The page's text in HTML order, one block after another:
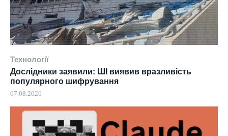
Технології
Дослідники заявили: ШІ виявив вразливість
популярного шифрування
07.08.2026